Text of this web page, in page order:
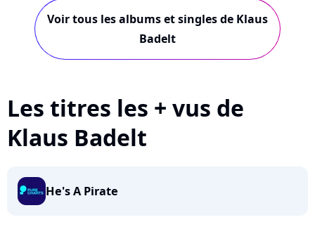
Voir tous les albums et singles de Klaus
Badelt
Les titres les + vus de
Klaus Badelt
He's A Pirate